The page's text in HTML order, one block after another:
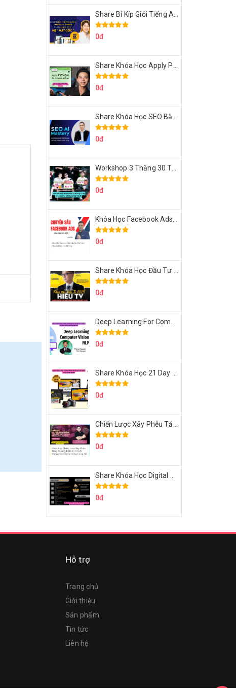
0đ
0đ
0đ
0đ
0đ
0đ
0đ
0đ
0đ
0đ
Hỗ trợ
Trang chủ
Giới thiệu
Sản phẩm
Tin tức
Liên hệ